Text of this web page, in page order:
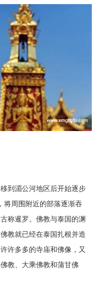
到湄公河地区后开始逐步
将周围附近的部落逐渐吞
称暹罗。佛教与泰国的渊
教就已经在泰国扎根并造
许多多的寺庙和佛像，又
教、大乘佛教和蒲甘佛